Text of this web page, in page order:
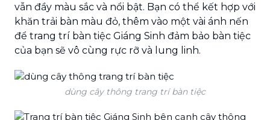
vẫn đầy màu sắc và nổi bật. Bạn có thể kết hợp với
khăn trải bàn màu đỏ, thêm vào một vài ánh nến
để trang trí bàn tiệc Giáng Sinh đảm bảo bàn tiệc
của bạn sẽ vô cùng rực rỡ và lung linh.
dùng cây thông trang trí bàn tiệc